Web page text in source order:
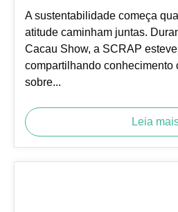
A sustentabilidade começa
atitude caminham juntas.
Cacau Show, a SCRAP
compartilhando conhecimento
sobre...
Leia